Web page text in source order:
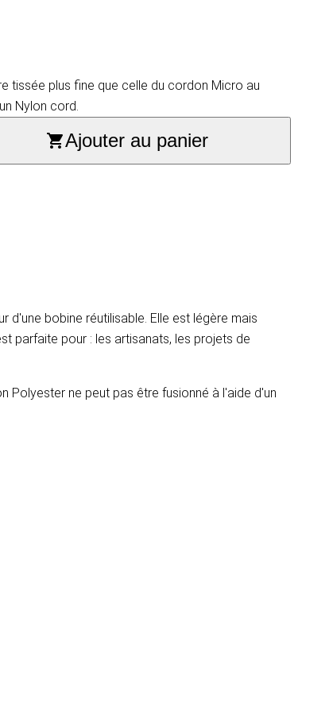
tissée plus fine que celle du cordon Micro au
Nylon cord.
Ajouter au panier
d'une bobine réutilisable. Elle est légère mais
parfaite pour : les artisanats, les projets de
Polyester ne peut pas être fusionné à l'aide d'un